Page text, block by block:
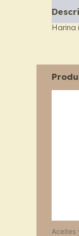
Harina
Aceites